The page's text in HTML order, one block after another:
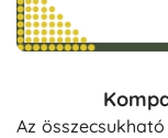
Az